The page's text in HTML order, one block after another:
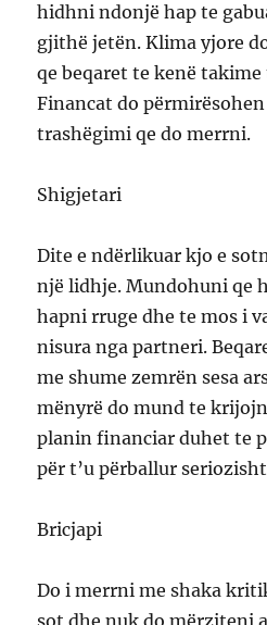
hidhni ndonjë hap te
gjithë jetën. Klima yjore
qe beqaret te kenë
Financat do
trashëgimi qe do merrni.
Shigjetari
Dite e ndërlikuar kjo e
një lidhje. Mundohuni qe
hapni rruge dhe te mos i
nisura nga partneri.
me shume zemrën sesa
mënyrë do mund te
planin financiar duhet te
për t’u përballur
Bricjapi
Do i merrni me shaka